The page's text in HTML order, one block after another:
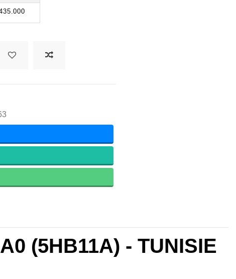
(5HB11A) - TUNISIE